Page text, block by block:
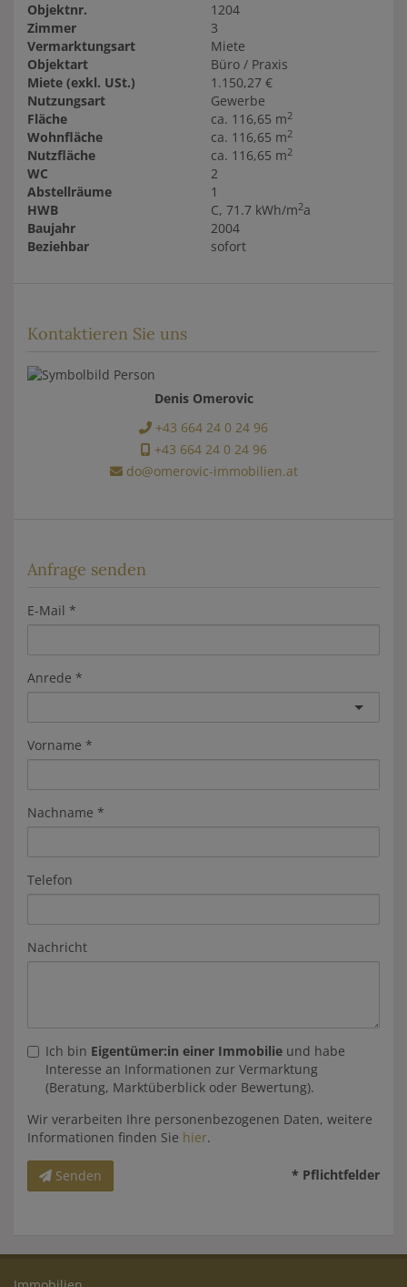
Objektnr.
1204
Zimmer
3
Vermarktungsart
Miete
Objektart
Büro / Praxis
Miete (exkl. USt.)
1.150,27 €
Nutzungsart
Gewerbe
Fläche
ca. 116,65 m2
Wohnfläche ca. 116,65 m2
Nutzfläche ca. 116,65 m2
WC
2
Abstellräume
1
HWB
C, 71.7 kWh/m2a
Baujahr
2004
Beziehbar
sofort
Kontaktieren Sie uns
Denis Omerovic
+43 664 24 0 24 96
+43 664 24 0 24 96
do@omerovic-immobilien.at
Anfrage senden
E-Mail
Anrede
Vorname
Nachname
Telefon
Nachricht
Ich bin Eigentümer:in einer Immobilie und habe
Interesse an Informationen zur Vermarktung
(Beratung, Marktüberblick oder Bewertung).
Wir verarbeiten Ihre personenbezogenen Daten, weitere
Informationen finden Sie hier.
Senden * Pflichtfelder